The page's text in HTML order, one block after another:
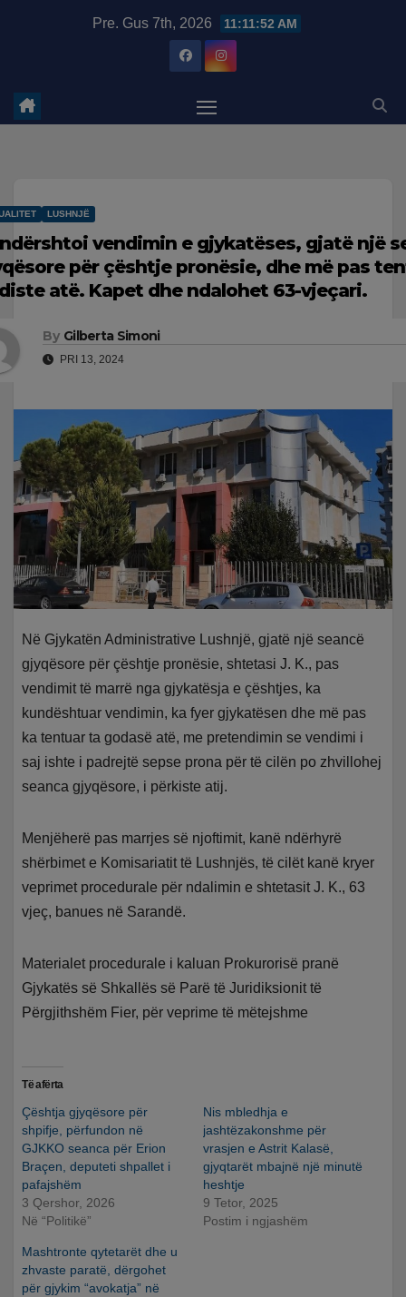
Pre. Gus 7th, 2026 11:11:53 AM
LUSHNJË
vendimin e gjykatëses, gjatë një
për çështje pronësie, dhe më pas
atë. Kapet dhe ndalohet 63-vjeçari.
By Gilberta Simoni
PRI 13, 2024
Në Gjykatën Administrative Lushnjë, gjatë një seancë
gjyqësore për çështje pronësie, shtetasi J. K., pas
vendimit të marrë nga gjykatësja e çështjes, ka
kundështuar vendimin, ka fyer gjykatësen dhe më pas
ka tentuar ta godasë atë, me pretendimin se vendimi i
saj ishte i padrejtë sepse prona për të cilën po zhvillohej
seanca gjyqësore, i përkiste atij.
Menjëherë pas marrjes së njoftimit, kanë ndërhyrë
shërbimet e Komisariatit të Lushnjës, të cilët kanë kryer
veprimet procedurale për ndalimin e shtetasit J. K., 63
vjeç, banues në Sarandë.
Materialet procedurale i kaluan Prokurorisë pranë
Gjykatës së Shkallës së Parë të Juridiksionit të
Përgjithshëm Fier, për veprime të mëtejshme
Të afërta
Çështja gjyqësore për
shpifje, përfundon në
GJKKO seanca për Erion
Braçen, deputeti shpallet i
pafajshëm
3 Qershor, 2026
Në “Politikë”
Nis mbledhja e
jashtëzakonshme për
vrasjen e Astrit Kalasë,
gjyqtarët mbajnë një minutë
heshtje
9 Tetor, 2025
Postim i ngjashëm
Mashtronte qytetarët dhe u
zhvaste paratë, dërgohet
për gjykim “avokatja” në